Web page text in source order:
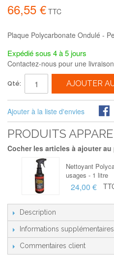
66,55 € TTC
Plaque Polycarbonate Ondulé -
Expédié sous 4 à 5 jours
Contactez-nous pour une
Qté: AJOUTER
Ajouter à la liste d'envies
PRODUITS
Cocher les articles à ajouter au
Nettoyant
usages - 1 litre
24,00 €
Description
Informations supplémentaires
Commentaires client